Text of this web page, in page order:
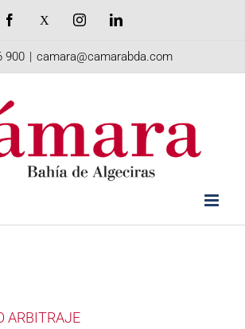
Facebook InstagramLinkedIn
900 | camara@camarabda.com
ARBITRAJE